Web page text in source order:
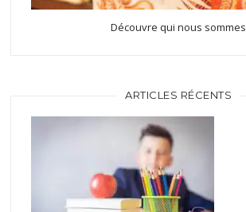
Découvre qui nous sommes
ARTICLES RÉCENTS